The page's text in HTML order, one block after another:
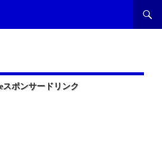
スポンサードリンク